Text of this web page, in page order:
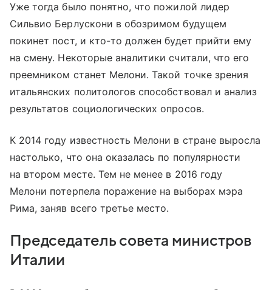
Уже тогда было понятно, что пожилой лидер
Сильвио Берлускони в обозримом будущем
покинет пост, и кто-то должен будет прийти ему
на смену. Некоторые аналитики считали, что его
преемником станет Мелони. Такой точке зрения
итальянских политологов способствовал и анализ
результатов социологических опросов.
К 2014 году известность Мелони в стране выросла
настолько, что она оказалась по популярности
на втором месте. Тем не менее в 2016 году
Мелони потерпела поражение на выборах мэра
Рима, заняв всего третье место.
Председатель совета министров
Италии